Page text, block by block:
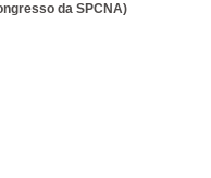
da SPCNA)